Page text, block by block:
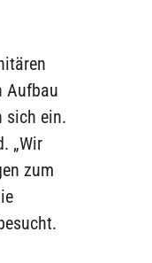
Aufbau
sich ein.
„Wir
zum